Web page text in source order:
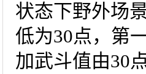
状态下野外场
低为30点，第
加武斗值由30